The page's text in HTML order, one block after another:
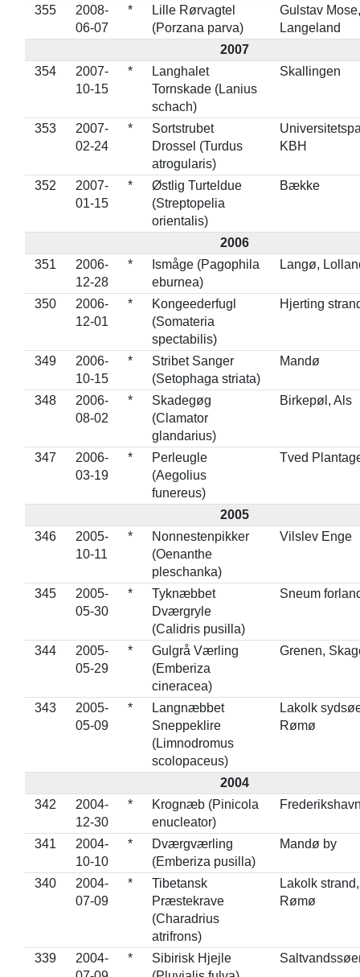
355
2008-
06-07
*
Lille Rørvagtel
(Porzana parva)
Gulstav Mose,
Langeland
2007
354
2007-
10-15
*
Langhalet
Tornskade (Lanius
schach)
Skallingen
353
2007-
02-24
*
Sortstrubet
Drossel (Turdus
atrogularis)
KBH
352
2007-
01-15
*
Østlig Turteldue
(Streptopelia
orientalis)
Bække
2006
351
2006-
12-28
*
Ismåge (Pagophila
eburnea)
Langø,
350
2006-
12-01
*
Kongeederfugl
(Somateria
spectabilis)
Hjerting
349
2006-
10-15
*
Stribet Sanger
(Setophaga striata)
Mandø
348
2006-
08-02
*
Skadegøg
(Clamator
glandarius)
Birkepøl, Als
347
2006-
03-19
*
Perleugle
(Aegolius
funereus)
Tved
2005
346
2005-
10-11
*
Nonnestenpikker
(Oenanthe
pleschanka)
Vilslev Enge
345
2005-
05-30
*
Tyknæbbet
Dværgryle
(Calidris pusilla)
Sneum
344
2005-
05-29
*
Gulgrå Værling
(Emberiza
cineracea)
Grenen,
343
2005-
05-09
*
Langnæbbet
Sneppeklire
(Limnodromus
scolopaceus)
Lakolk
Rømø
2004
342
2004-
12-30
*
Krognæb (Pinicola
enucleator)
341
2004-
10-10
*
Dværgværling
(Emberiza pusilla)
Mandø by
340
2004-
07-09
*
Tibetansk
Præstekrave
(Charadrius
atrifrons)
Lakolk strand,
Rømø
339
2004-
*
Sibirisk Hjejle